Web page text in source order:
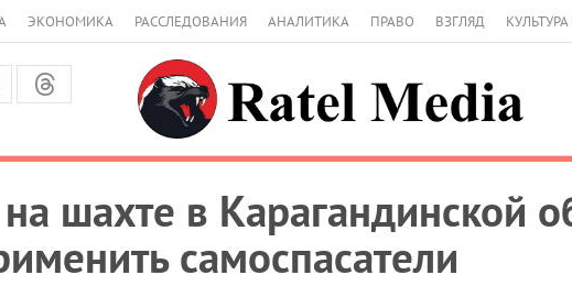
ЭКОНОМИКА РАССЛЕДОВАНИЯ АНАЛИТИКА ПРАВО ВЗГЛЯД
шахте в Карагандинской
самоспасатели